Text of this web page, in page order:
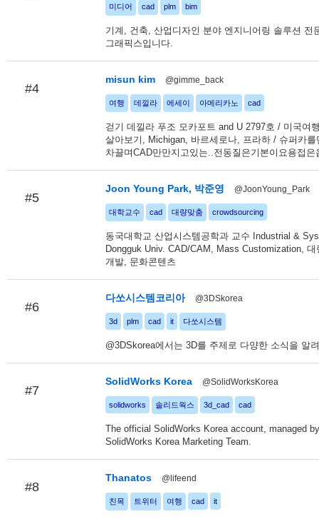
미디어 cad plm bim
기계, 건축, 산업디자인 분야 엔지니어링 솔루션 전
그래픽스입니다.
#4
misun kim @gimme_back
여행 데낄라 에세이 아메리카노 cad
걷기 데낄라 푸조 모카포트 and U 2797호 / 미국여
살아보기, Michigan, 바르세로나, 프라하 / 슈퍼카를
차끌며CAD만만지고있는..전동질은기본이요용접은
#5
Joon Young Park, 박준영 @JoonYoung_Park
대학교수 cad 대량맞춤 crowdsourcing
동국대학교 산업시스템공학과 교수 Industrial &
Dongguk Univ. CAD/CAM, Mass Customization,
개발, 문화콘텐츠
#6
다쏘시스템코리아 @3DSkorea
3d plm cad it 다쏘시스템
@3DSkorea에서는 3D를 주제로 다양한 소식을 알
#7
SolidWorks Korea @SolidWorksKorea
solidworks 솔리드웍스 3d_cad cad
The official SolidWorks Korea account, managed
SolidWorks Korea Marketing Team.
#8
Thanatos @lifeend
친목 트위터 여행 cad it